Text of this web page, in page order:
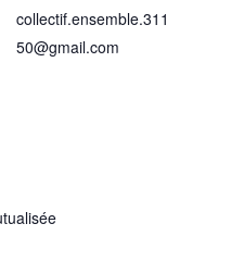
collectif.ensemble.311
50@gmail.com